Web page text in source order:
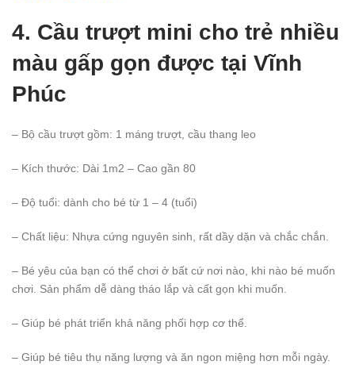
4. Cầu trượt mini cho trẻ nhiều
màu gấp gọn được tại Vĩnh
Phúc
– Bộ cầu trượt gồm: 1 máng trượt, cầu thang leo
– Kích thước: Dài 1m2 – Cao gần 80
– Độ tuổi: dành cho bé từ 1 – 4 (tuổi)
– Chất liệu: Nhựa cứng nguyên sinh, rất dầy dặn và chắc chắn.
– Bé yêu của bạn có thể chơi ở bất cứ nơi nào, khi nào bé muốn
chơi. Sản phẩm dễ dàng tháo lắp và cất gọn khi muốn.
– Giúp bé phát triển khả năng phối hợp cơ thể.
– Giúp bé tiêu thụ năng lượng và ăn ngon miệng hơn mỗi ngày.